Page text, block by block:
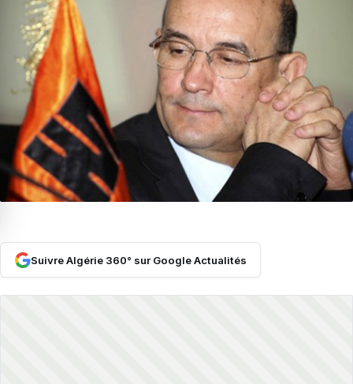
Suivre Algérie 360° sur Google Actualités